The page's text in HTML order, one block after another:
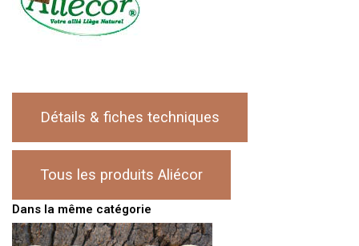
Détails & fiches techniques
Tous les produits Aliécor
Dans la même catégorie